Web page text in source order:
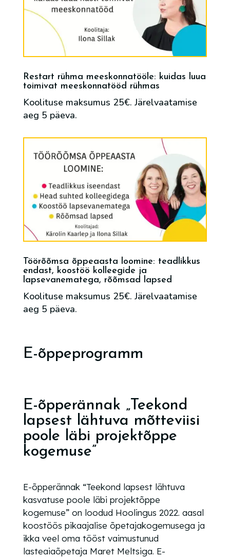
Restart rühma meeskonnatööle: kuidas luua
toimivat meeskonnatööd rühmas
Koolituse maksumus 25€. Järelvaatamise
aeg 5 päeva.
Töörõõmsa õppeaasta loomine: teadlikkus
endast, koostöö kolleegide ja
lapsevanematega, rõõmsad lapsed
Koolituse maksumus 25€. Järelvaatamise
aeg 5 päeva.
E-õppeprogramm
E-õpperännak „Teekond
lapsest lähtuva mõtteviisi
poole läbi projektõppe
kogemuse”
E-õpperännak “Teekond lapsest lähtuva
kasvatuse poole läbi projektõppe
kogemuse” on loodud Hoolingus 2022. aasal
koostöös pikaajalise õpetajakogemusega ja
ikka veel oma tööst vaimustunud
lasteaiaõpetaja Maret Meltsiga. E-